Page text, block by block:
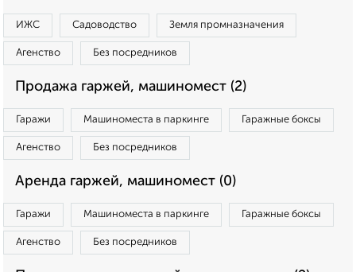
ИЖС Садоводство Земля промназначения
Агенство Без посредников
Продажа гаржей, машиномест (2)
Гаражи Машиноместа в паркинге Гаражные боксы
Агенство Без посредников
Аренда гаржей, машиномест (0)
Гаражи Машиноместа в паркинге Гаражные боксы
Агенство Без посредников